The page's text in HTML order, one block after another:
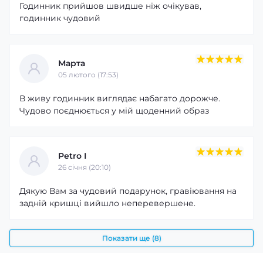
Годинник прийшов швидше ніж очікував,
годинник чудовий
Марта
05 лютого (17:53)
В живу годинник виглядає набагато дорожче.
Чудово поєднюється у мій щоденний образ
Petro I
26 cічня (20:10)
Дякую Вам за чудовий подарунок, гравіювання на
задній кришці вийшло неперевершене.
Показати ще (8)